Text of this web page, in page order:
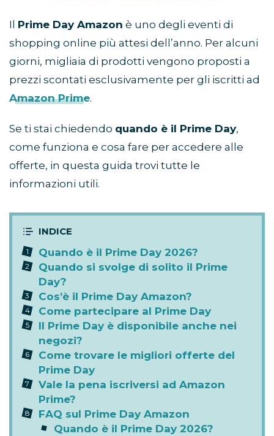
Il Prime Day Amazon è uno degli eventi di
shopping online più attesi dell’anno. Per alcuni
giorni, migliaia di prodotti vengono proposti a
prezzi scontati esclusivamente per gli iscritti ad
Amazon Prime.
Se ti stai chiedendo quando è il Prime Day,
come funziona e cosa fare per accedere alle
offerte, in questa guida trovi tutte le
informazioni utili.
Quando è il Prime Day 2026?
Quando si svolge di solito il Prime
Day?
Cos’è il Prime Day Amazon?
Come partecipare al Prime Day
Il Prime Day è disponibile anche nei
negozi?
Come trovare le migliori offerte del
Prime Day
Vale la pena iscriversi ad Amazon
Prime?
FAQ sul Prime Day Amazon
Quando è il Prime Day 2026?